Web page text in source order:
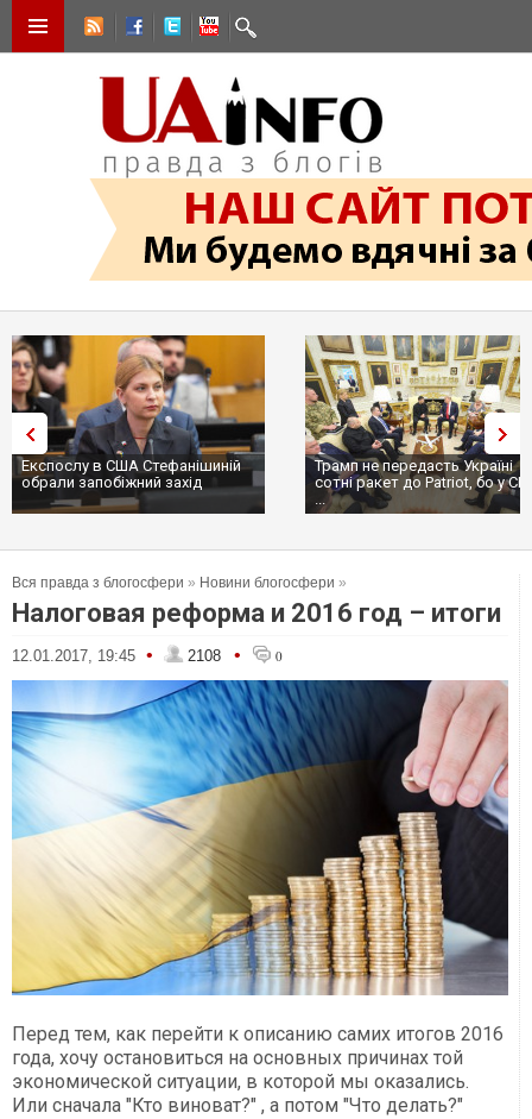
Трамп не передасть Україні
сотні ракет до Patriot, бо у США
Вибух у ресторані в Москві:
ціллю був головком ВКС
пр...
Вся правда з блогосфери » Новини блогосфери »
Налоговая реформа и 2016 год – итоги
12.01.2017, 19:45 • 2108 • 0
Перед тем, как перейти к описанию самих итогов 2016
года, хочу остановиться на основных причинах той
экономической ситуации, в которой мы оказались.
Или сначала "Кто виноват?" , а потом "Что делать?"